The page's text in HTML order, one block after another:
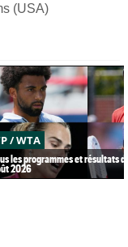
(USA)
/ WTA
les programmes et résultats
2026